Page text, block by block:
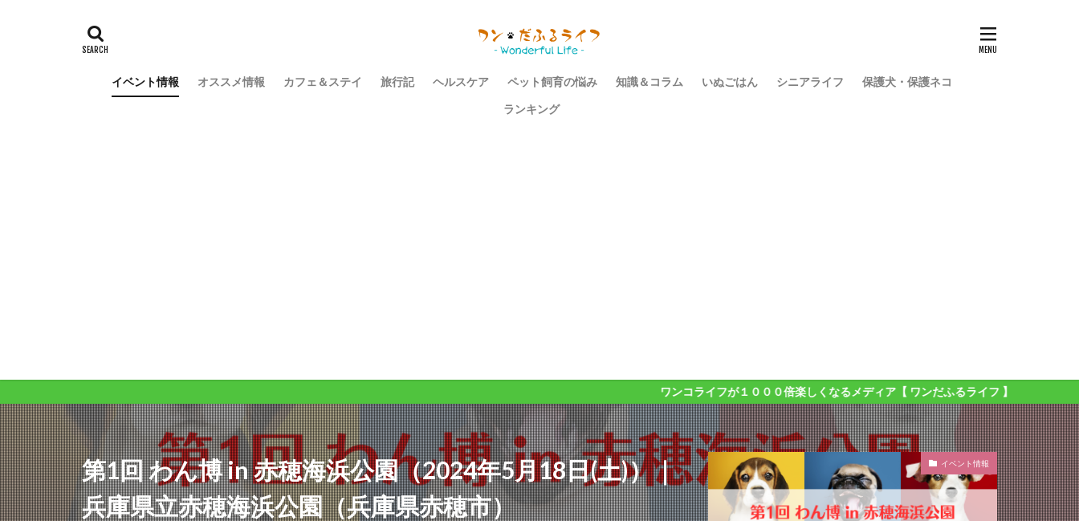
イベント情報 オススメ情報 カフェ＆ステイ 旅行記 ヘルスケア ペット飼育の悩み 知識＆コラム いぬごはん シニアライフ
保護犬・保護ネコ
ランキング
ワンコライフが１０００倍楽しくなるメディア【 ワンだふるライフ 】
第1回 わん博 in 赤穂海浜公園（2024年5月18日(土)）｜
兵庫県立赤穂海浜公園（兵庫県赤穂市）
イベント情報